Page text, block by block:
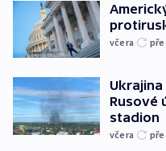
včera
Rusové
stadion
včera